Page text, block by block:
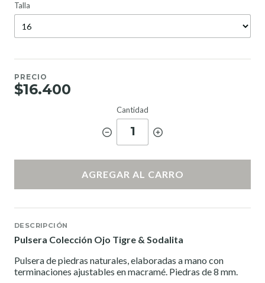
Talla
PRECIO
$16.400
Cantidad
1
AGREGAR AL CARRO
DESCRIPCIÓN
Pulsera Colección Ojo Tigre & Sodalita
Pulsera de piedras naturales, elaboradas a mano con
terminaciones ajustables en macramé. Piedras de 8 mm.